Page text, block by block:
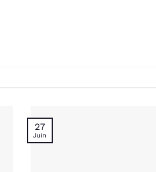
27
Juin